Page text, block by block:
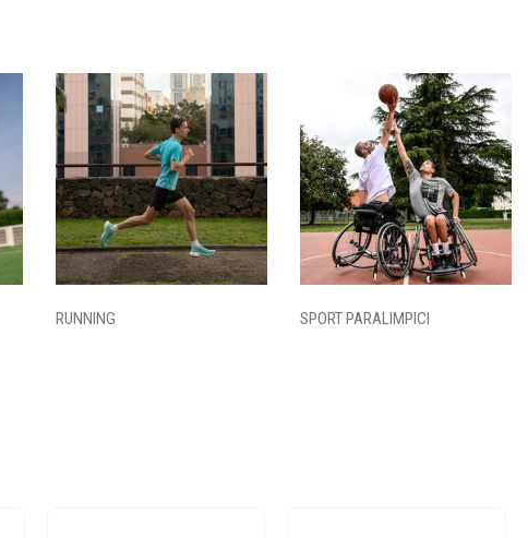
RUNNING SPORT PARALIMPICI